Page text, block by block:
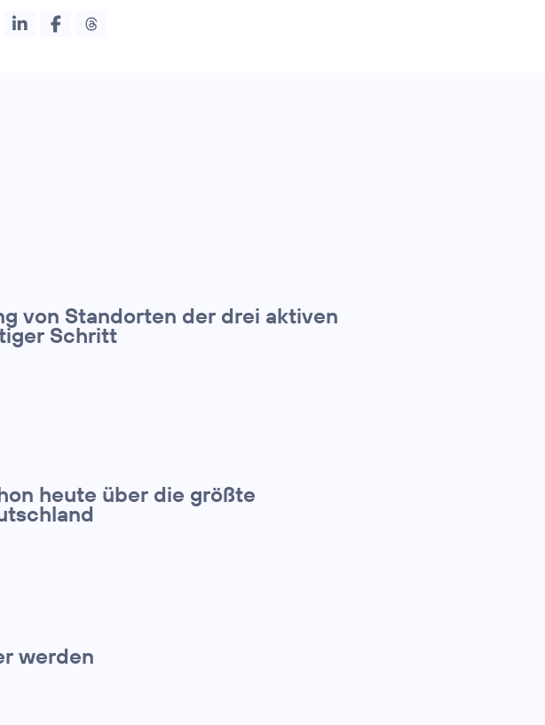
von Standorten der drei aktiven
Schritt
heute über die größte
werden